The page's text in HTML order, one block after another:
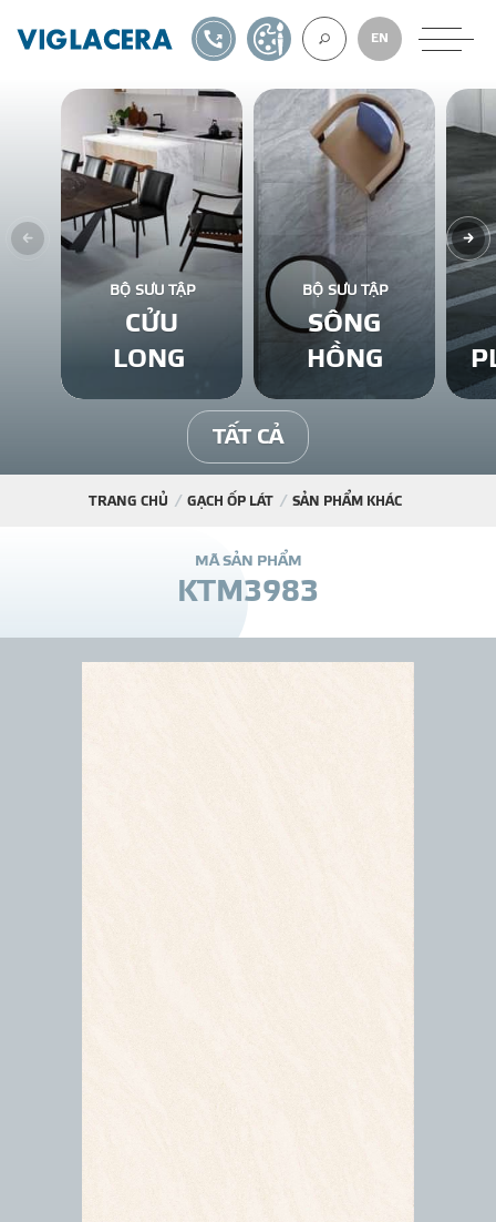
VỀ CHÚNG
GẠCH ỐP LÁT
BÊ TÔNG KHÍ
NGÓI LỢP
THƯ
EN
1900561582TỰ THIẾT KẾ
BỘ SƯU TẬP
CỬU
LONG
BỘ SƯU TẬP
SÔNG
HỒNG
TẤT CẢ
TRANG CHỦ GẠCH ỐP LÁT SẢN PHẨM KHÁC
MÃ SẢN PHẨM
KTM3983